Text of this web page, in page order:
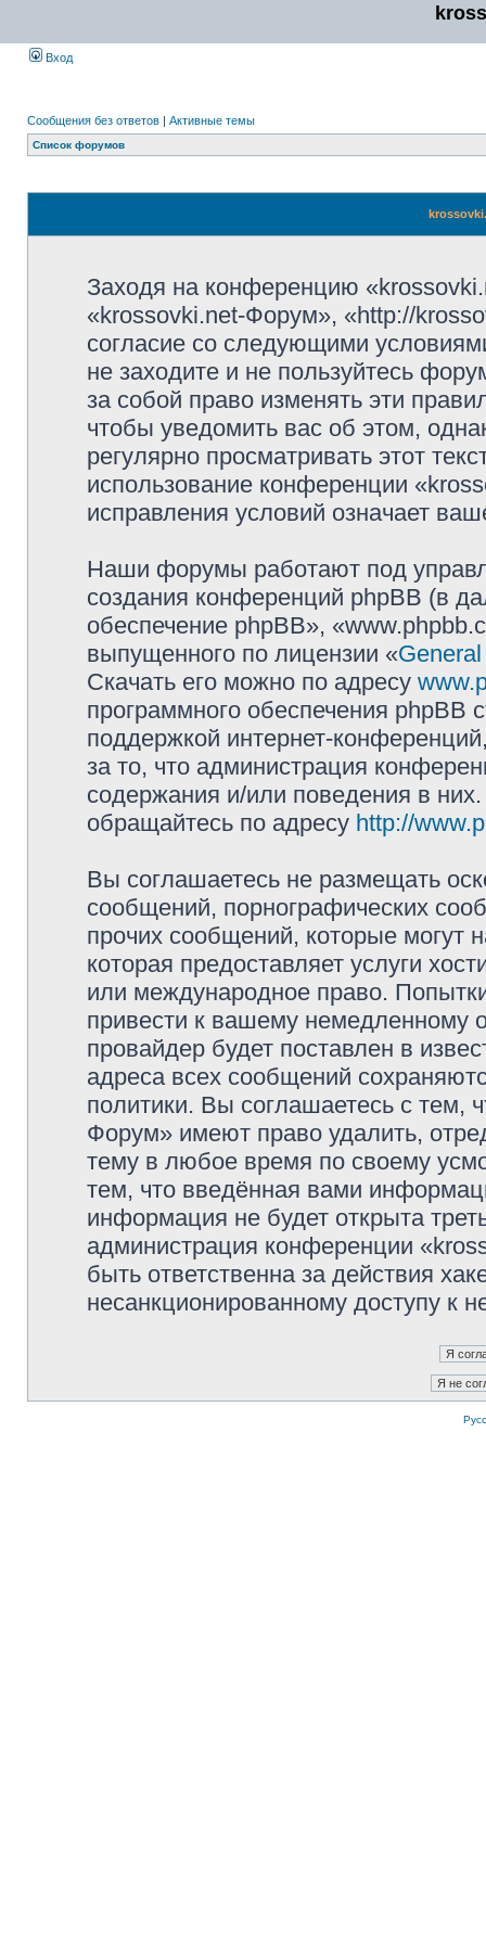
Вход
Сообщения без ответов | Активные темы
Список форумов
Заходя на конференцию
«krossovki.net-Форум», «http://
согласие со следующими
не заходите и не пользуйтесь
за собой право изменять эти
чтобы уведомить вас об этом,
регулярно просматривать этот
использование конференции
исправления условий означает
Наши форумы работают под
создания конференций phpBB (в
обеспечение phpBB»,
выпущенного по лицензии «
Скачать его можно по адресу
программного обеспечения phpBB
поддержкой интернет-
за то, что администрация
содержания и/или поведения в
обращайтесь по адресу http://
Вы соглашаетесь не размещать
сообщений, порнографических
прочих сообщений, которые могут
которая предоставляет услуги
или международное право.
привести к вашему немедленному
провайдер будет поставлен в
адреса всех сообщений
политики. Вы соглашаетесь с тем,
Форум» имеют право удалить,
тему в любое время по своему
тем, что введённая вами
информация не будет открыта
администрация конференции
быть ответственна за действия
несанкционированному доступу к